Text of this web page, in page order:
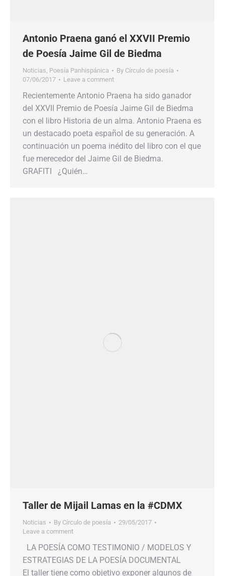
Antonio Praena ganó el XXVII Premio
de Poesía Jaime Gil de Biedma
Noticias, Poesía Panhispánica By Círculo de poesía
07/06/2017
Leave a comment
Recientemente Antonio Praena ha sido ganador
del XXVII Premio de Poesía Jaime Gil de Biedma
con el libro Historia de un alma. Antonio Praena es
un destacado poeta español de su generación. A
continuación un poema inédito del libro con el que
fue merecedor del Jaime Gil de Biedma.
GRAFITI ¿Quién…
Taller de Mijail Lamas en la #CDMX
Noticias By Círculo de poesía
29/05/2017
Leave a comment
LA POESÍA COMO TESTIMONIO / MODELOS Y
ESTRATEGIAS DE LA POESÍA DOCUMENTAL
El taller tiene como objetivo exponer algunos de